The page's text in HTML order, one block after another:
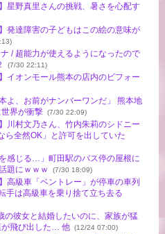
星野真里さんの挑戦、暑さを心配す
発達障害の子どもはこの絵の意味が
/ 超能力が使えるようになったので
(7/30 22:11)
イオンモール熊本の店内のビフォー
よ、お前がナンバーワンだ」 熊本地
界が衝撃 (7/30 22:09)
川村文乃さん、竹内朱莉のシドニー
ら全然OK」と許可を出していた
感じる…」町田駅のバス停の屋根に
題にｗｗｗ
(7/30 18:09)
高級車「ベントレー」が停車の車列
は高級車を乗り捨て立ち去る
の彼女と結婚したいのに、家族が猛
が飛び出した… 他 (12/24 07:00)